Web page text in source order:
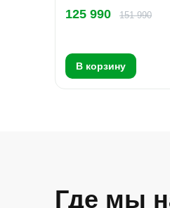
125 990 151 990
В корзину
Где мы